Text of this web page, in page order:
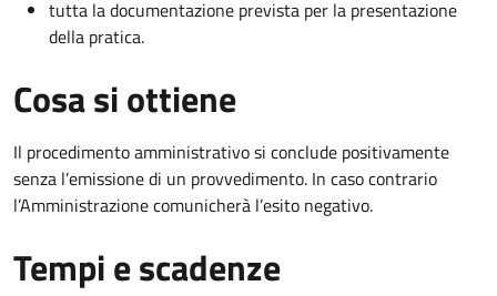
tutta la documentazione prevista per la presentazione
della pratica.
Cosa si ottiene
Il procedimento amministrativo si conclude positivamente
senza l’emissione di un provvedimento. In caso contrario
l’Amministrazione comunicherà l’esito negativo.
Tempi e scadenze